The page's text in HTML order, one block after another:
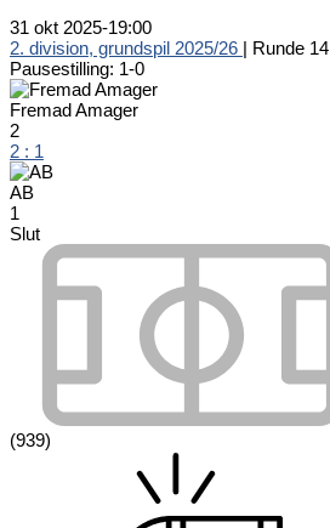
31 okt 2025-19:00
2. division, grundspil 2025/26 | Runde 14
Pausestilling: 1-0
Fremad Amager
2
2 : 1
AB
1
Slut
(939)